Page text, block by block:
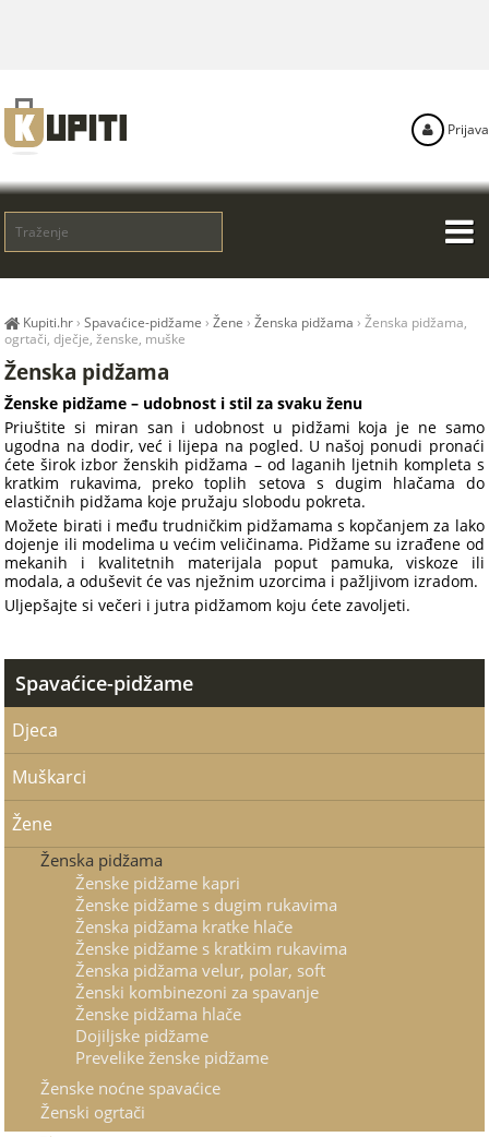
Kupiti.hr›Spavaćice-pidžame ›Žene ›Ženska pidžama ›Ženska pidžama,
ogrtači, dječje, ženske, muške
Ženska pidžama
Ženske pidžame – udobnost i stil za svaku ženu
Priuštite si miran san i udobnost u pidžami koja je ne samo
ugodna na dodir, već i lijepa na pogled. U našoj ponudi pronaći
ćete širok izbor ženskih pidžama – od laganih ljetnih kompleta s
kratkim rukavima, preko toplih setova s dugim hlačama do
elastičnih pidžama koje pružaju slobodu pokreta.
Možete birati i među trudničkim pidžamama s kopčanjem za lako
dojenje ili modelima u većim veličinama. Pidžame su izrađene od
mekanih i kvalitetnih materijala poput pamuka, viskoze ili
modala, a oduševit će vas nježnim uzorcima i pažljivom izradom.
Uljepšajte si večeri i jutra pidžamom koju ćete zavoljeti.
Spavaćice-pidžame
Djeca
Muškarci
Žene
Ženska pidžama
Ženske pidžame kapri
Ženske pidžame s dugim rukavima
Ženska pidžama kratke hlače
Ženske pidžame s kratkim rukavima
Ženska pidžama velur, polar, soft
Ženski kombinezoni za spavanje
Ženske pidžama hlače
Dojiljske pidžame
Prevelike ženske pidžame
Ženske noćne spavaćice
Ženski ogrtači
Prijava